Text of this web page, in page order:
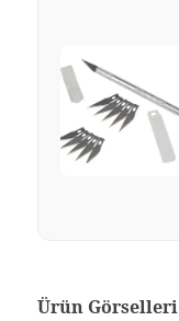
Ürün Görselleri